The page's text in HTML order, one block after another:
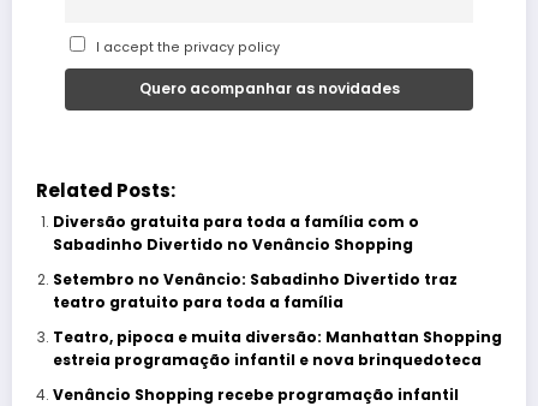
I accept the privacy policy
Related Posts:
Diversão gratuita para toda a família com o
Sabadinho Divertido no Venâncio Shopping
Setembro no Venâncio: Sabadinho Divertido traz
teatro gratuito para toda a família
Teatro, pipoca e muita diversão: Manhattan Shopping
estreia programação infantil e nova brinquedoteca
Venâncio Shopping recebe programação infantil